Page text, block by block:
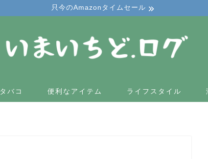
只今のAmazonタイムセール
タバコ 便利なアイテム ライフスタイル